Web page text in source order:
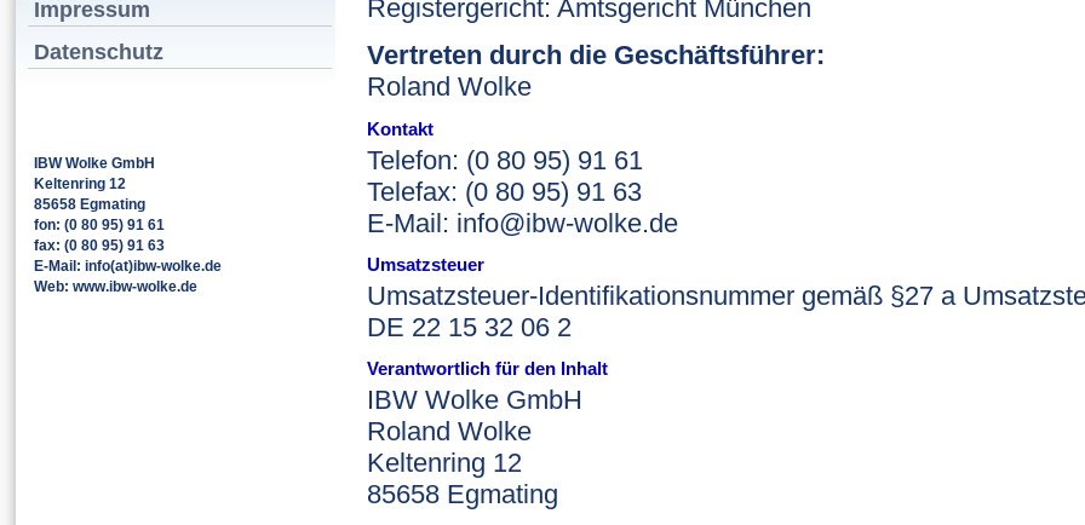
Impressum
Datenschutz
IBW Wolke GmbH
Keltenring 12
85658 Egmating
fon: (0 80 95) 91 61
fax: (0 80 95) 91 63
E-Mail: info(at)ibw-wolke.de
Web: www.ibw-wolke.de
Registergericht: Amtsgericht München
Vertreten durch die Geschäftsführer:
Roland Wolke
Kontakt
Telefon: (0 80 95) 91 61
Telefax: (0 80 95) 91 63
E-Mail: info@ibw-wolke.de
Umsatzsteuer
Umsatzsteuer-Identifikationsnummer gemäß §27 a
DE 22 15 32 06 2
Verantwortlich für den Inhalt
IBW Wolke GmbH
Roland Wolke
Keltenring 12
85658 Egmating